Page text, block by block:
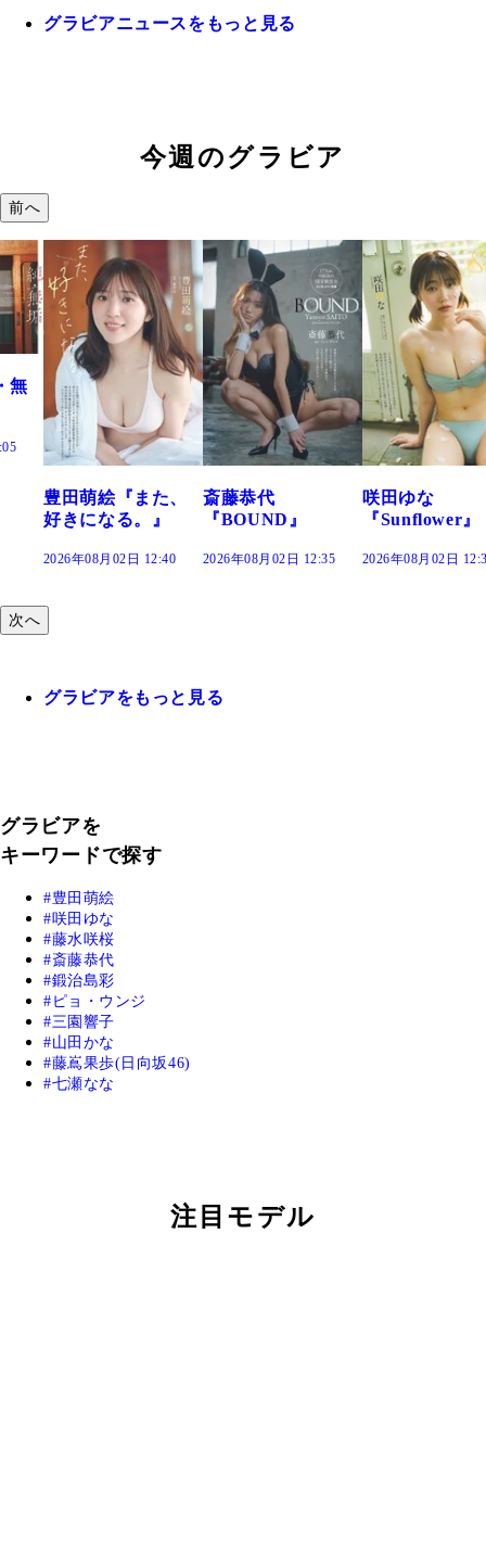
グラビアニュースをもっと見る
今週のグラビア
前へ
豊田萌絵『また、
好きになる。』
2026年08月02日 12:40
斎藤恭代
『BOUND』
2026年08月02日 12:35
咲田ゆな
『Sunflower』
2026年08月02日
無
次へ
グラビアをもっと見る
グラビアを
キーワードで探す
豊田萌絵
咲田ゆな
藤水咲桜
斎藤恭代
鍛治島彩
ピョ・ウンジ
三園響子
山田かな
藤嶌果歩(日向坂46)
七瀬なな
注目モデル